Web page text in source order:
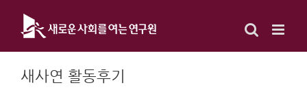
content
새사연 활동후기